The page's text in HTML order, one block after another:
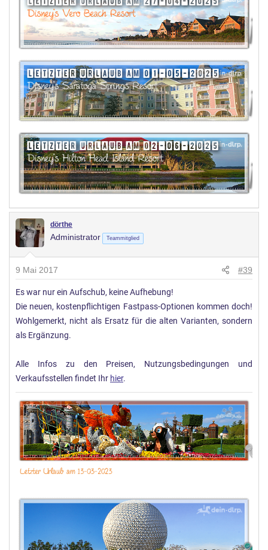
dörthe
Administrator Teammitglied
9 Mai 2017 #39
Es war nur ein Aufschub, keine Aufhebung!
Die neuen, kostenpflichtigen Fastpass-Optionen kommen doch!
Wohlgemerkt, nicht als Ersatz für die alten Varianten, sondern
als Ergänzung.
Alle Infos zu den Preisen, Nutzungsbedingungen und
Verkaufsstellen findet Ihr hier.